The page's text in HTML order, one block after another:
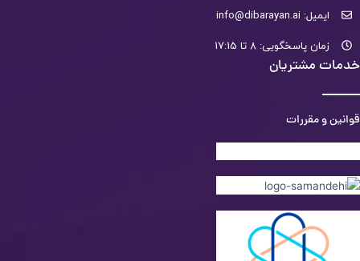
ایمیل: info@dibarayan.ai
زمان پاسخگویی: 8 تا 17:15
خدمات مشتریان
قوانین و مقررات